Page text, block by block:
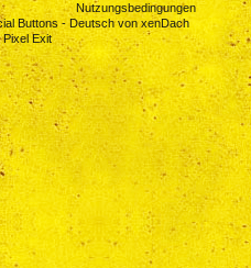
Nutzungsbedingungen
Buttons-Deutsch von xenDach
Exit